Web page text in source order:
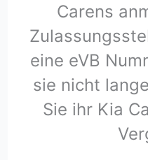
Carens
eine eVB
sie nicht
Sie ihr Kia